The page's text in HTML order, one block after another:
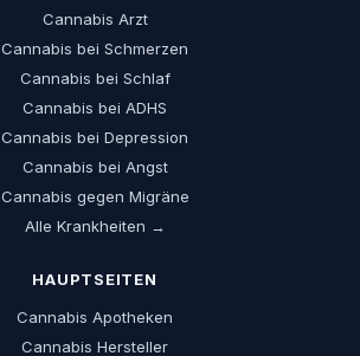
Cannabis Arzt
Cannabis bei Schmerzen
Cannabis bei Schlaf
Cannabis bei ADHS
Cannabis bei Depression
Cannabis bei Angst
Cannabis gegen Migräne
Alle Krankheiten →
HAUPTSEITEN
Cannabis Apotheken
Cannabis Hersteller